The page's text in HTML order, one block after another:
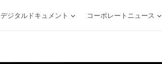
デジタルドキュメント コーポレートニュース